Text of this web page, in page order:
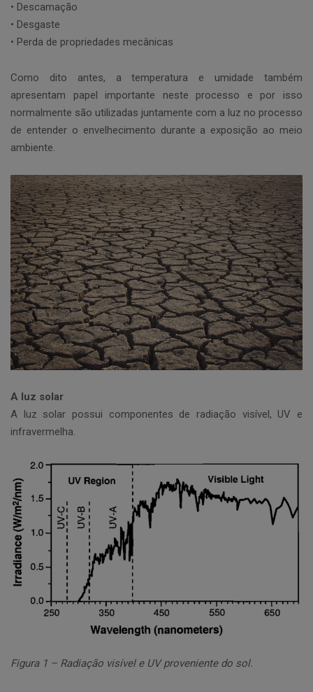
• Descamação
• Desgaste
• Perda de propriedades mecânicas
Como dito antes, a temperatura e umidade também
apresentam papel importante neste processo e por isso
normalmente são utilizadas juntamente com a luz no processo
de entender o envelhecimento durante a exposição ao meio
ambiente.
A luz solar
A luz solar possui componentes de radiação visível, UV e
infravermelha.
Figura 1 – Radiação visível e UV proveniente do sol.